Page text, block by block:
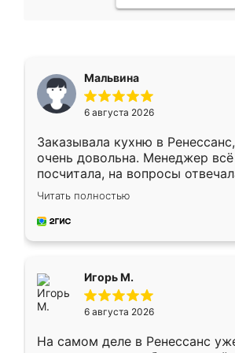
Мальвина
6 августа 2026
Заказывала кухню в
очень довольна. Менеджер
посчитала, на вопросы
Замерщик приехал в субботу,
делу со всей
за день, ребята работали
Читать полностью
Игорь М.
6 августа 2026
На самом деле в Ренессанс